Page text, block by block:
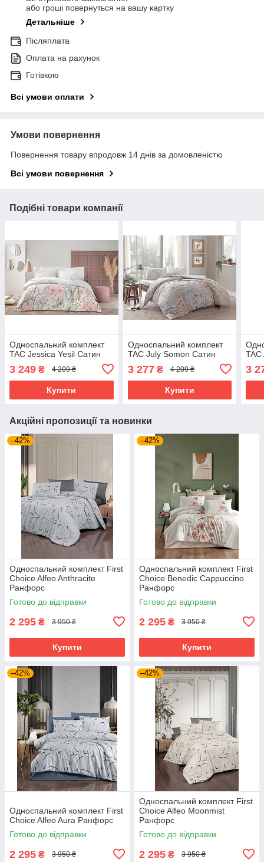
або гроші повернуться на вашу картку
Детальніше
Післяплата
Оплата на рахунок
Готівкою
Всі умови оплати
Умови повернення
Повернення товару впродовж 14 днів за домовленістю
Всі умови повернення
Подібні товари компанії
Односпальний комплект
TAC Jessica Yesil Сатин
3 249 ₴ 4 209 ₴
Купити
Односпальний комплект
TAC July Somon Сатин
3 277₴ 4 209 ₴
Купити
3
Акційні пропозиції та новинки
–42%
Односпальний комплект First
Choice Alfeo Anthracite
Ранфорс
Готово до відправки
2 295 ₴ 3 950 ₴
Купити
–42%
Односпальний комплект First
Choice Benedic Cappuccino
Ранфорс
Готово до відправки
2 295 ₴ 3 950 ₴
Купити
–42%
Односпальний комплект First
Choice Alfeo Aura Ранфорс
Готово до відправки
2 295 ₴ 3 950 ₴
–42%
Односпальний комплект First
Choice Alfeo Moonmist
Ранфорс
Готово до відправки
2 295 ₴ 3 950 ₴